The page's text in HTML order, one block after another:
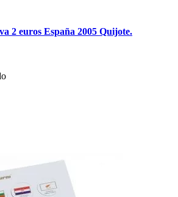
2 euros España 2005 Quijote.